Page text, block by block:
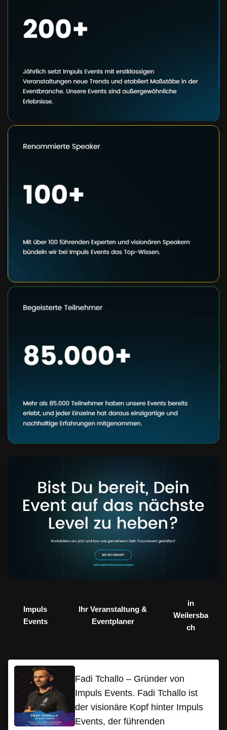
Impuls
Events
Ihr Veranstaltung &
Eventplaner
in
Weilersba
ch
Fadi Tchallo – Gründer von
Impuls Events. Fadi Tchallo ist
der visionäre Kopf hinter Impuls
Events, der führenden